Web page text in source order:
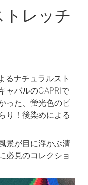
レッチ
るナチュラルスト
ャバルのCAPRIで
った、蛍光色のピ
り！後染めによる
景が目に浮かぶ清
必見のコレクショ